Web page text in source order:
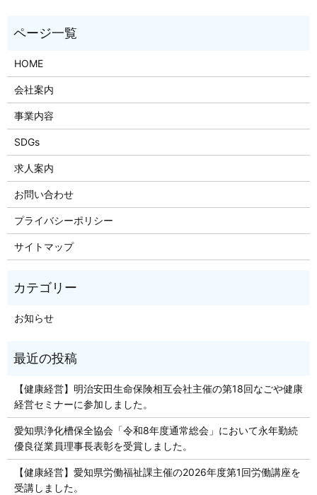
HOME
会社案内
事業内容
SDGs
求人案内
お問い合わせ
プライバシーポリシー
サイトマップ
お知らせ
【健康経営】明治安田生命保険相互会社主催の第18回なごや健康
経営セミナーに参加しました。
愛知県浄化槽保全協会「令和8年度通常総会」において永年勤続
優良従業員理事長表彰を受賞しました。
【健康経営】愛知県労働福祉課主催の2026年度第1回労働講座を
受講しました。